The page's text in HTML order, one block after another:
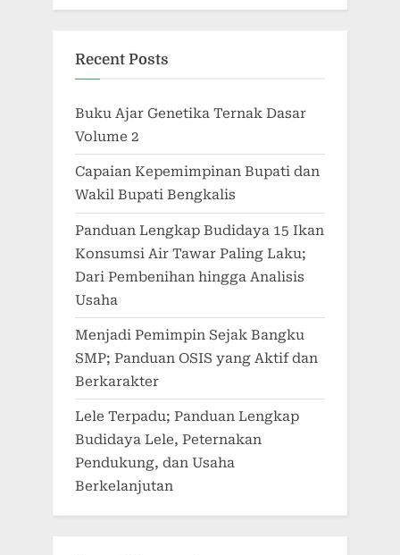
Recent Posts
Buku Ajar Genetika Ternak Dasar
Volume 2
Capaian Kepemimpinan Bupati dan
Wakil Bupati Bengkalis
Panduan Lengkap Budidaya 15 Ikan
Konsumsi Air Tawar Paling Laku;
Dari Pembenihan hingga Analisis
Usaha
Menjadi Pemimpin Sejak Bangku
SMP; Panduan OSIS yang Aktif dan
Berkarakter
Lele Terpadu; Panduan Lengkap
Budidaya Lele, Peternakan
Pendukung, dan Usaha
Berkelanjutan